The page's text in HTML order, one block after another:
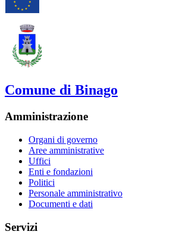
Comune di Binago
Amministrazione
Organi di governo
Aree amministrative
Uffici
Enti e fondazioni
Politici
Personale amministrativo
Documenti e dati
Servizi